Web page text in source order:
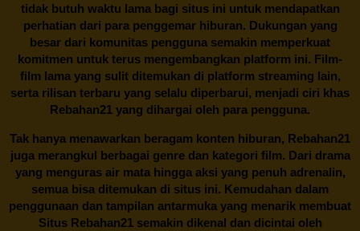
tidak butuh waktu lama bagi situs ini untuk mendapatkan
perhatian dari para penggemar hiburan. Dukungan yang
besar dari komunitas pengguna semakin memperkuat
komitmen untuk terus mengembangkan platform ini. Film-
film lama yang sulit ditemukan di platform streaming lain,
serta rilisan terbaru yang selalu diperbarui, menjadi ciri khas
Rebahan21 yang dihargai oleh para pengguna.
Tak hanya menawarkan beragam konten hiburan, Rebahan21
juga merangkul berbagai genre dan kategori film. Dari drama
yang menguras air mata hingga aksi yang penuh adrenalin,
semua bisa ditemukan di situs ini. Kemudahan dalam
penggunaan dan tampilan antarmuka yang menarik membuat
Situs Rebahan21semakin dikenal dan dicintai oleh